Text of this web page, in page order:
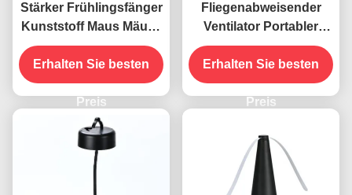
Stärker Frühlingsfänger
Kunststoff Maus Mäuse
Ratten-Snap-Falle
Erhalten Sie besten
Preis
Fliegenabweisender
Ventilator Portabler
Tisch Fliegen mit
weichen Klingen ABS
PET Material fern halten
Erhalten Sie besten
Preis